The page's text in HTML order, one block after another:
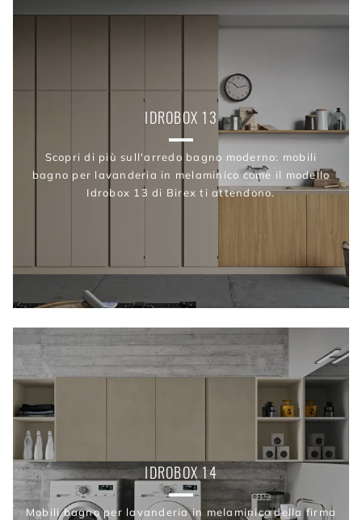
IDROBOX 13
Scopri di più sull'arredo bagno moderno: mobili
bagno per lavanderia in melaminico come il modello
Idrobox 13 di Birex ti attendono.
IDROBOX 14
Mobili bagno per lavanderia in melaminico della firma